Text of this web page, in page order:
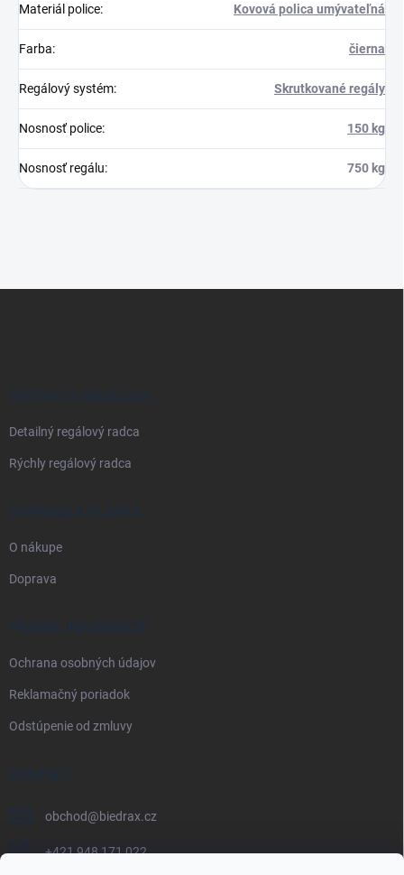
Materiál police: Kovová polica umývateľná
Farba: čierna
Regálový systém: Skrutkované regály
Nosnosť police: 150 kg
Nosnosť regálu: 750 kg
VŠETKO O REGÁLOCH
Detailný regálový radca
Rýchly regálový radca
DOPRAVA A PLATBA
O nákupe
Doprava
PRÁVNE INFORMÁCIE
Ochrana osobných údajov
Reklamačný poriadok
Odstúpenie od zmluvy
KONTAKT
obchod@biedrax.cz
+421 948 171 022